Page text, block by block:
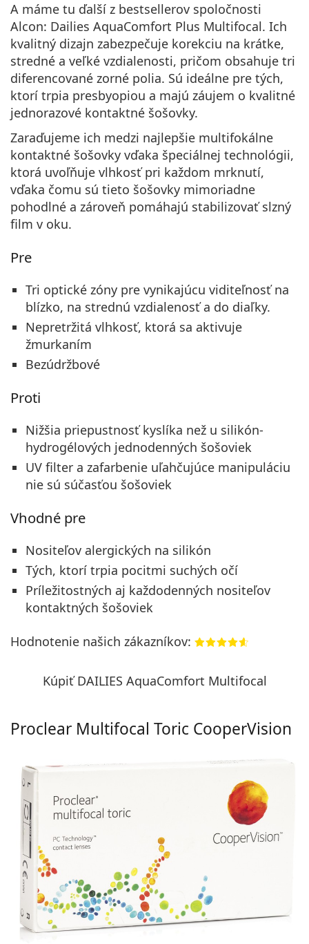
A máme tu ďalší z bestsellerov spoločnosti
Alcon: Dailies AquaComfort Plus Multifocal. Ich
kvalitný dizajn zabezpečuje korekciu na krátke,
stredné a veľké vzdialenosti, pričom obsahuje tri
diferencované zorné polia. Sú ideálne pre tých,
ktorí trpia presbyopiou a majú záujem o kvalitné
jednorazové kontaktné šošovky.
Zaraďujeme ich medzi najlepšie multifokálne
kontaktné šošovky vďaka špeciálnej technológii,
ktorá uvoľňuje vlhkosť pri každom mrknutí,
vďaka čomu sú tieto šošovky mimoriadne
pohodlné a zároveň pomáhajú stabilizovať slzný
film v oku.
Pre
Tri optické zóny pre vynikajúcu viditeľnosť na
blízko, na strednú vzdialenosť a do diaľky.
Nepretržitá vlhkosť, ktorá sa aktivuje
žmurkaním
Bezúdržbové
Proti
Nižšia priepustnosť kyslíka než u silikón-
hydrogélových jednodenných šošoviek
UV filter a zafarbenie uľahčujúce manipuláciu
nie sú súčasťou šošoviek
Vhodné pre
Nositeľov alergických na silikón
Tých, ktorí trpia pocitmi suchých očí
Príležitostných aj každodenných nositeľov
kontaktných šošoviek
Hodnotenie našich zákazníkov:
Kúpiť DAILIES AquaComfort Multifocal
Proclear Multifocal Toric CooperVision